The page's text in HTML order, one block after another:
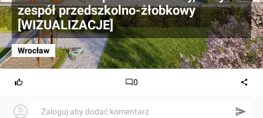
zespół przedszkolno-żłobkowy
[WIZUALIZACJE]
Wrocław
0
Zaloguj aby dodać komentarz